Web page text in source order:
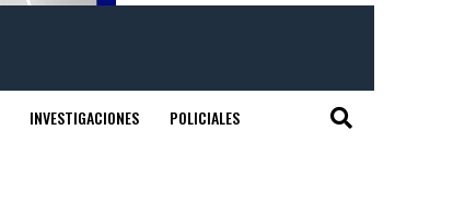
INVESTIGACIONES POLICIALES